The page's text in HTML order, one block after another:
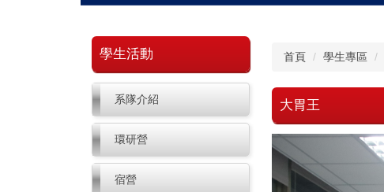
學生活動
系隊介紹
環研營
宿營
首頁 學生專區
大胃王